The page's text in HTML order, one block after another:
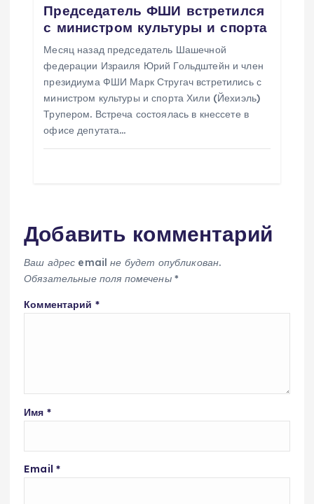
м
Председатель ФШИ встретился
с министром культуры и спорта
Месяц назад председатель Шашечной
федерации Израиля Юрий Гольдштейн и член
президиума ФШИ Марк Стругач встретились с
министром культуры и спорта Хили (Йехиэль)
Трупером. Встреча состоялась в кнессете в
офисе депутата…
Добавить комментарий
Ваш адрес email не будет опубликован.
Обязательные поля помечены *
Комментарий *
Имя *
Email *